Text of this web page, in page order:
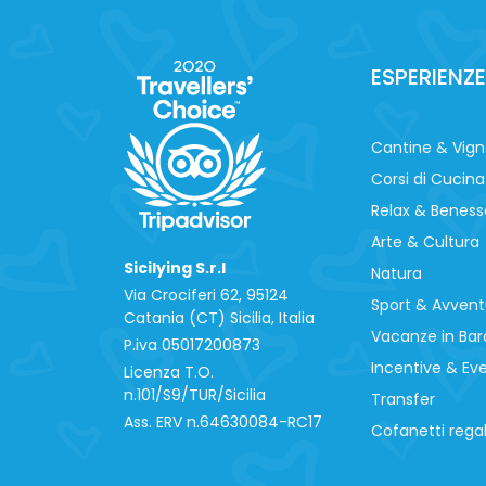
Sicilying S.r.l
Via Crociferi 62, 95124
Catania (CT) Sicilia, Italia
P.iva 0‍5017200873
Licenza T.O.
n.101/S9/TUR/Sicilia
Ass. ERV n.64630084-RC17
ESPERIENZE
Cantine &
Corsi di Cucina
Relax &
Arte & Cultura
Natura
Sport &
Vacanze in
Incentive &
Transfer
Cofanetti